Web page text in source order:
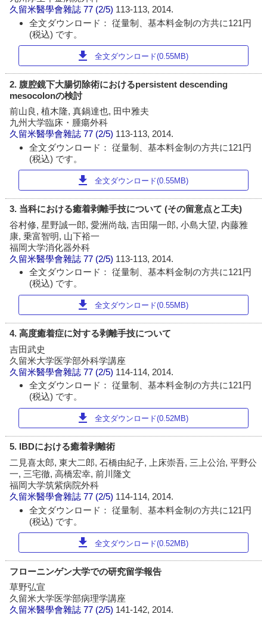
久留米醫學會雜誌 77 (2/5) 113-113, 2014.
全文ダウンロード： 従量制、基本料金制の方共に121円
(税込) です。
download 全文ダウンロード(0.55MB)
2. 腹腔鏡下大腸切除術におけるpersistent descending
mesocolonの検討
前山良, 植木隆, 真鍋達也, 田中雅夫
九州大学臨床・腫瘍外科
久留米醫學會雜誌 77 (2/5) 113-113, 2014.
全文ダウンロード： 従量制、基本料金制の方共に121円
(税込) です。
download 全文ダウンロード(0.55MB)
3. 当科における癒着剥離手技について (その留意点と工夫)
谷村修, 星野誠一郎, 愛洲尚哉, 吉田陽一郎, 小島大望, 内藤雅
康, 乗富智明, 山下裕一
福岡大学消化器外科
久留米醫學會雜誌 77 (2/5) 113-113, 2014.
全文ダウンロード： 従量制、基本料金制の方共に121円
(税込) です。
download 全文ダウンロード(0.55MB)
4. 高度癒着症に対する剥離手技について
吉田武史
久留米大学医学部外科学講座
久留米醫學會雜誌 77 (2/5) 114-114, 2014.
全文ダウンロード： 従量制、基本料金制の方共に121円
(税込) です。
download 全文ダウンロード(0.52MB)
5. IBDにおける癒着剥離術
二見喜太郎, 東大二郎, 石橋由紀子, 上床崇吾, 三上公治, 平野公
一, 三宅徹, 高橋宏幸, 前川隆文
福岡大学筑紫病院外科
久留米醫學會雜誌 77 (2/5) 114-114, 2014.
全文ダウンロード： 従量制、基本料金制の方共に121円
(税込) です。
download 全文ダウンロード(0.52MB)
フローニンゲン大学での研究留学報告
草野弘宣
久留米大学医学部病理学講座
久留米醫學會雜誌 77 (2/5) 141-142, 2014.